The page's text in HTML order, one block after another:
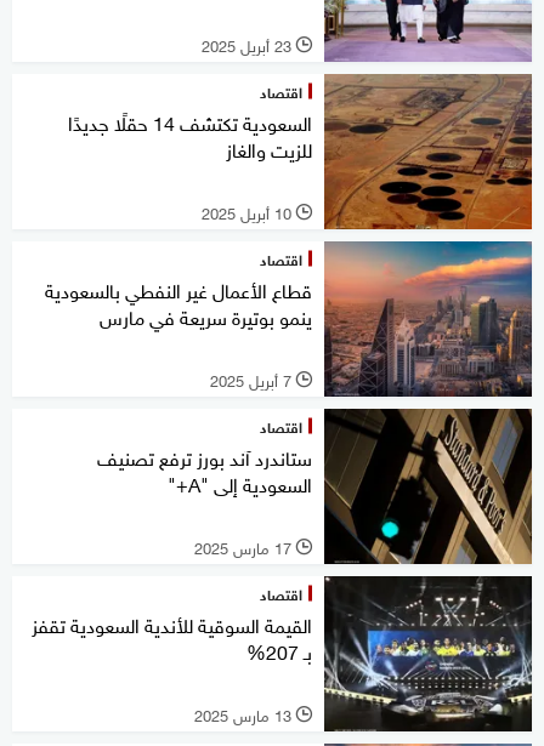
l 23 أبريل 2025
اقتصاد
السعودية تكتشف 14 حقلًا جديدًا
للزيت والغاز
l 10 أبريل 2025
اقتصاد
قطاع الأعمال غير النفطي بالسعودية
ينمو بوتيرة سريعة في مارس
l 7 أبريل 2025
اقتصاد
ستاندرد آند بورز ترفع تصنيف
السعودية إلى "A+"
l 17 مارس 2025
اقتصاد
القيمة السوقية للأندية السعودية تقفز
بـ 207%
l 13 مارس 2025